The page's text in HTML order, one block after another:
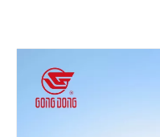
Noticias
Contacto